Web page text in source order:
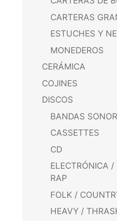
CARTERAS
ESTUCHES Y
MONEDEROS
CERÁMICA
COJINES
DISCOS
BANDAS
CASSETTES
CD
ELECTRÓNICA
RAP
FOLK /
HEAVY /